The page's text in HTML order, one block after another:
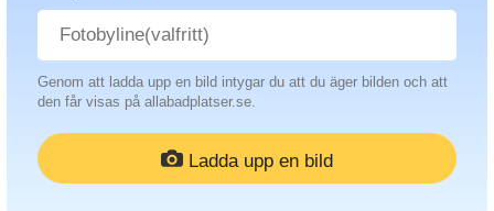
Genom att ladda upp en bild intygar du att du äger bilden och att
den får visas på allabadplatser.se.
Ladda upp en bild